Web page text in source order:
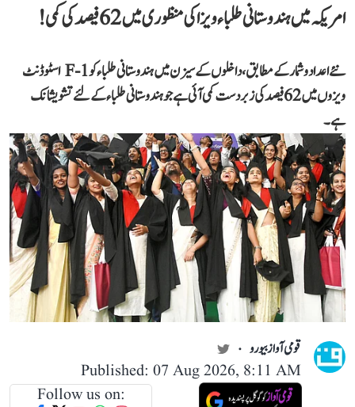
امریکہ میں ہندوستانی طلباء ویزا کی منظوری میں 62 فیصد کی کمی!
نئے اعداد و شمار کے مطابق، داخلوں کے سیزن میں ہندوستانی طلباء کو F-1 اسٹوڈنٹ
ویزوں میں 62 فیصد کی زبردست کمی آئی ہے جو ہندوستانی طلباء کے لئے تشویشانک
ہے۔
قومی آواز بیورو
Published: 07 Aug 2026, 8:11 AM
Follow us on: